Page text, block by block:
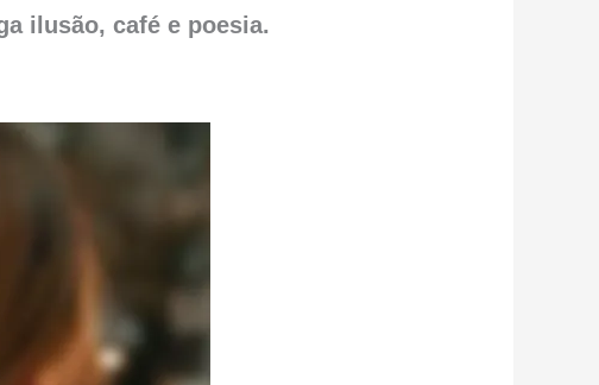
ilusão, café e poesia.